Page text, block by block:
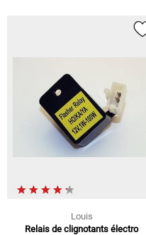
Louis
Relais de clignotants électro